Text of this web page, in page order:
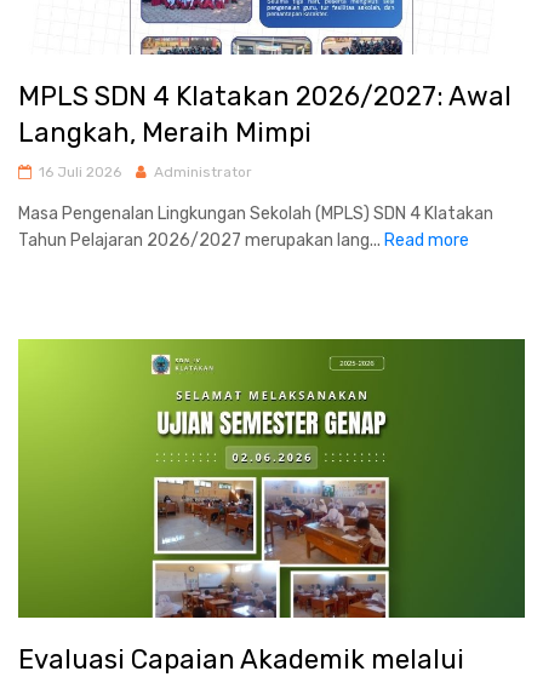
MPLS SDN 4 Klatakan 2026/2027: Awal
Langkah, Meraih Mimpi
16 Juli 2026 Administrator
Masa Pengenalan Lingkungan Sekolah (MPLS) SDN 4 Klatakan
Tahun Pelajaran 2026/2027 merupakan lang... Read more
Evaluasi Capaian Akademik melalui